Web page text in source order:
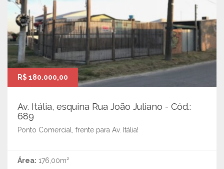
R$ 180.000,00
Av. Itália, esquina Rua João Juliano - Cód.:
689
Ponto Comercial, frente para Av. Itália!
Área: 176,00m²